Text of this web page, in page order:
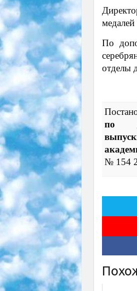
По
отделы
по
№ 154